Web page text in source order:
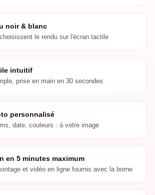
noir & blanc
le rendu sur l'écran tactile
intuitif
prise en main en 30 secondes
personnalisé
date, couleurs : à votre image
en 5 minutes maximum
et vidéo en ligne fournis avec la borne